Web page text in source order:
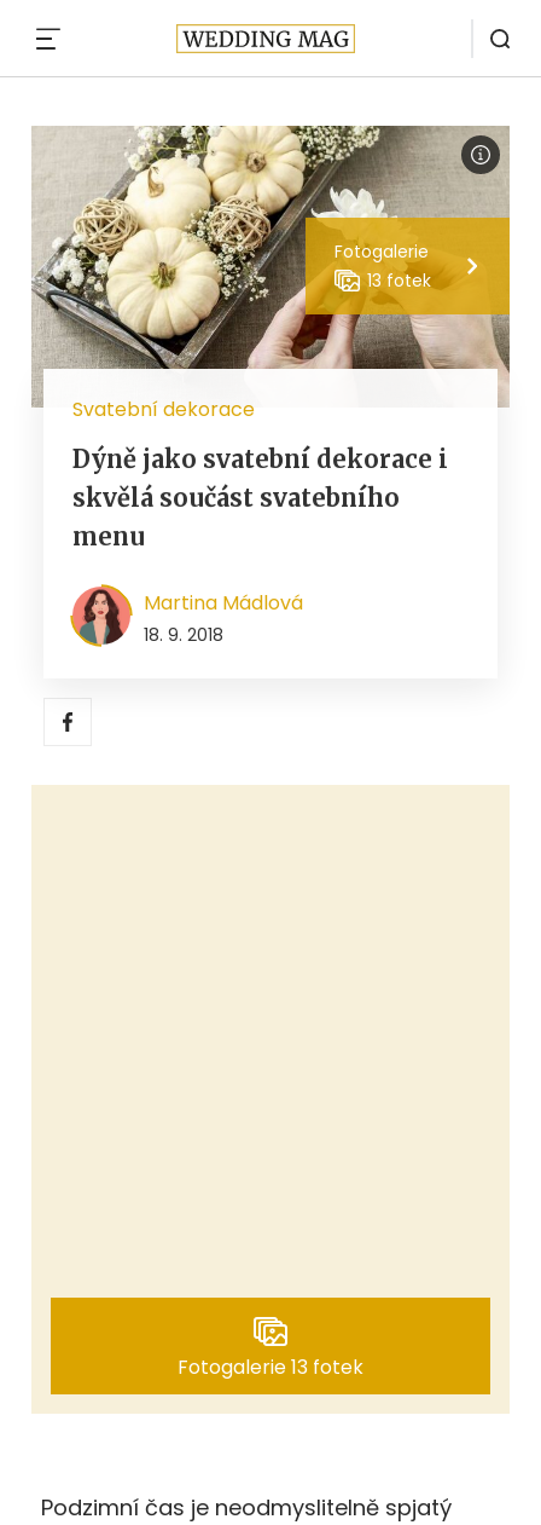
Fotogalerie
13 fotek
Svatební dekorace
Dýně jako svatební dekorace i
skvělá součást svatebního
menu
Martina Mádlová
18. 9. 2018
Fotogalerie 13 fotek
Podzimní čas je neodmyslitelně spjatý